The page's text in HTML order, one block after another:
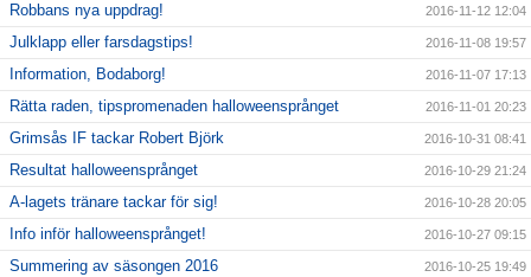
Robbans nya uppdrag! 2016-11-12 12:04
Julklapp eller farsdagstips! 2016-11-08 19:57
Information, Bodaborg! 2016-11-07 17:13
Rätta raden, tipspromenaden halloweensprånget 2016-11-01 20:23
Grimsås IF tackar Robert Björk 2016-10-31 08:41
Resultat halloweensprånget 2016-10-29 21:24
A-lagets tränare tackar för sig! 2016-10-28 20:05
Info inför halloweensprånget! 2016-10-27 09:15
Summering av säsongen 2016 2016-10-25 19:49